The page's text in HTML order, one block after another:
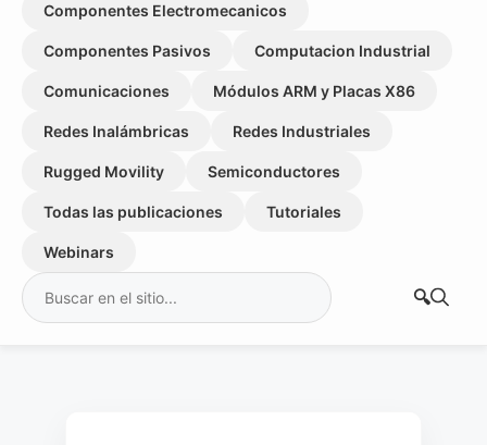
Componentes Electromecanicos
Componentes Pasivos Computacion Industrial
Comunicaciones Módulos ARM y Placas X86
Redes Inalámbricas Redes Industriales
Rugged Movility Semiconductores
Todas las publicaciones Tutoriales
Webinars
Buscar: